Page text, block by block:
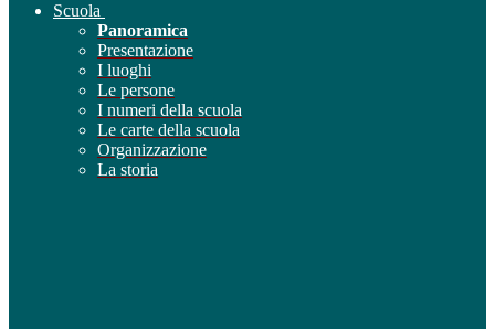
Scuola
Panoramica
Presentazione
I luoghi
Le persone
I numeri della scuola
Le carte della scuola
Organizzazione
La storia